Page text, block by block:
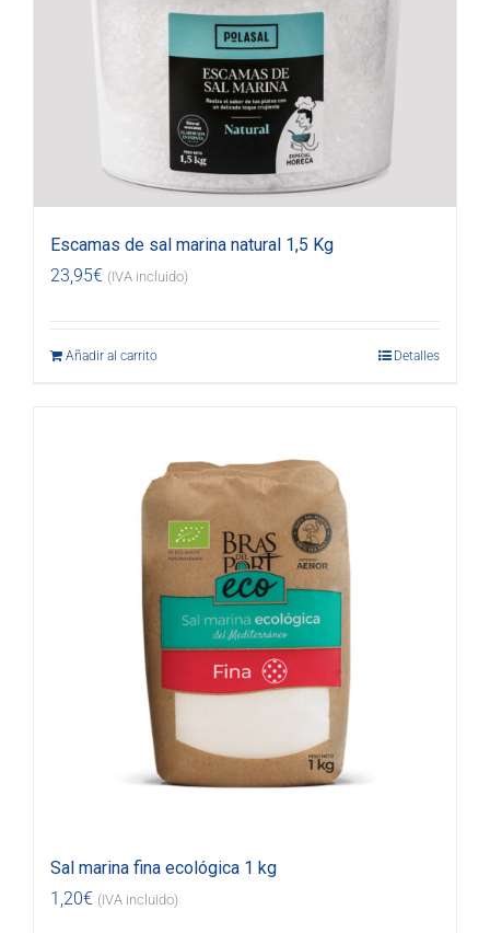
Escamas de sal marina natural 1,5 Kg
23,95€ (IVA incluido)
Añadir al carrito Detalles
Sal marina fina ecológica 1 kg
1,20€ (IVA incluido)